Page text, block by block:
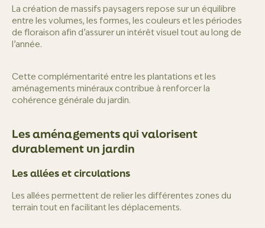
La création de massifs paysagers repose sur un équilibre
entre les volumes, les formes, les couleurs et les périodes
de floraison afin d’assurer un intérêt visuel tout au long de
l’année.
Cette complémentarité entre les plantations et les
aménagements minéraux contribue à renforcer la
cohérence générale du jardin.
Les aménagements qui valorisent
durablement un jardin
Les allées et circulations
Les allées permettent de relier les différentes zones du
terrain tout en facilitant les déplacements.